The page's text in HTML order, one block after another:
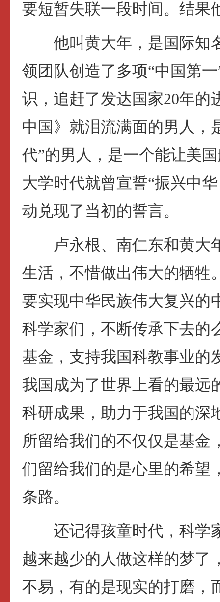
要短暂失联一段时间。结
他叫黄大年，是国际知
领团队创造了多项“中国第
识，追赶了发达国家20年的
中国》就泪流满面的男人，
代”的男人，是一个能让美
大学时代就曾宣誓“振兴中
动兑现了当初的誓言。
卢永根、南仁东和黄大
生活，不惜做出伟大的牺牲
要实现中华民族伟大复兴的
科学家们，不断传承下去的
基金，支持我国科教事业的
我国成为了世界上看的最远
科研成果，助力于我国的深
所留给我们的不仅仅是基金
们留给我们的是心里的希望
条路。
还记得孩童时代，科学
越来越少的人做这样的梦了
不易，有的是现实的打磨，